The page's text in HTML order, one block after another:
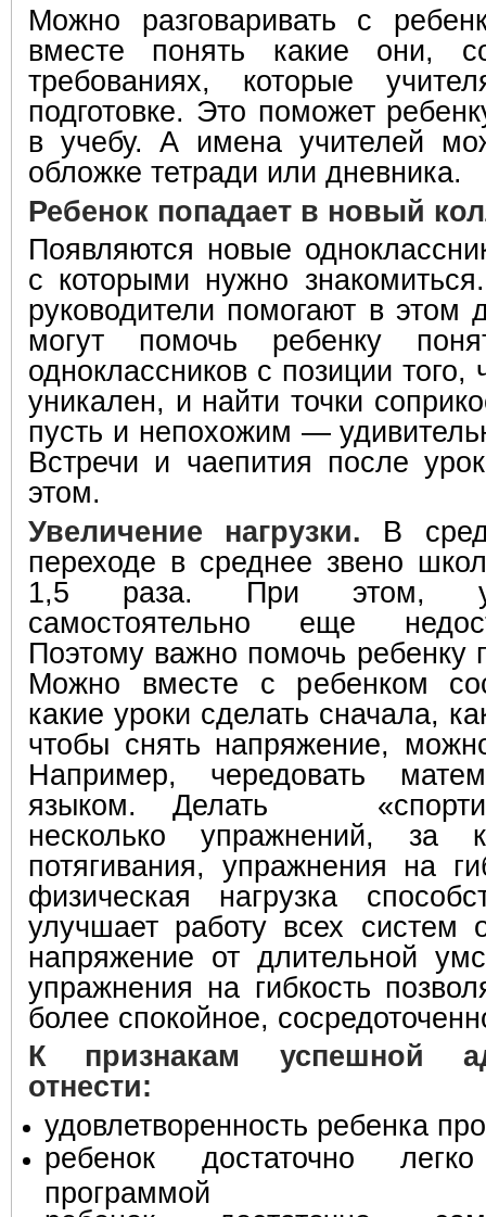
Можно разговаривать с
вместе понять какие они,
требованиях, которые
подготовке. Это поможет
в учебу. А имена учителей
обложке тетради или дневника.
Ребенок попадает в новый
Появляются новые
с которыми нужно
руководители помогают в этом
могут помочь ребенку
одноклассников с позиции
уникален, и найти точки
пусть и непохожим —
Встречи и чаепития после
этом.
Увеличение нагрузки.
В
переходе в среднее звено
1,5 раза. При этом,
самостоятельно еще
Поэтому важно помочь ребенку
Можно вместе с ребенком
какие уроки сделать сначала,
чтобы снять напряжение,
Например, чередовать
языком. Делать
несколько упражнений, за
потягивания, упражнения на
физическая нагрузка
улучшает работу всех систем
напряжение от длительной
упражнения на гибкость
более спокойное,
К признакам успешной
отнести:
удовлетворенность ребенка
ребенок достаточно
программой